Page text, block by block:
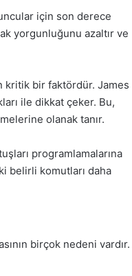
için son derece
yorgunluğunu azaltır ve
kritik bir faktördür. James
ile dikkat çeker. Bu,
olanak tanır.
programlamalarına
belirli komutları daha
birçok nedeni vardır.